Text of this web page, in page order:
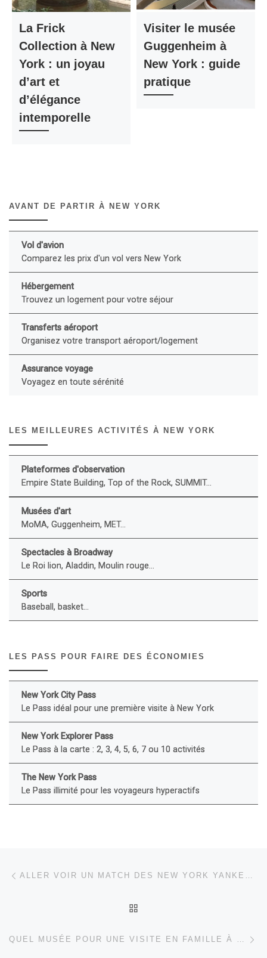
La Frick
Collection à New
York : un joyau
d’art et
d’élégance
intemporelle
Visiter le musée
Guggenheim à
New York : guide
pratique
AVANT DE PARTIR À NEW YORK
Vol d'avion
Comparez les prix d'un vol vers New York
Hébergement
Trouvez un logement pour votre séjour
Transferts aéroport
Organisez votre transport aéroport/logement
Assurance voyage
Voyagez en toute sérénité
LES MEILLEURES ACTIVITÉS À NEW YORK
Plateformes d'observation
Empire State Building, Top of the Rock, SUMMIT...
Musées d'art
MoMA, Guggenheim, MET...
Spectacles à Broadway
Le Roi lion, Aladdin, Moulin rouge...
Sports
Baseball, basket...
LES PASS POUR FAIRE DES ÉCONOMIES
New York City Pass
Le Pass idéal pour une première visite à New York
New York Explorer Pass
Le Pass à la carte : 2, 3, 4, 5, 6, 7 ou 10 activités
The New York Pass
Le Pass illimité pour les voyageurs hyperactifs
ALLER VOIR UN MATCH DES NEW YORK YANKEES : CONSEILS ET BONS PLANS POUR LE YANKEE STADIUM
QUEL MUSÉE POUR UNE VISITE EN FAMILLE À NEW YORK ?